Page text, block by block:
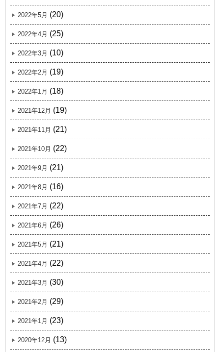
2022年5月 (20)
2022年4月 (25)
2022年3月 (10)
2022年2月 (19)
2022年1月 (18)
2021年12月 (19)
2021年11月 (21)
2021年10月 (22)
2021年9月 (21)
2021年8月 (16)
2021年7月 (22)
2021年6月 (26)
2021年5月 (21)
2021年4月 (22)
2021年3月 (30)
2021年2月 (29)
2021年1月 (23)
2020年12月 (13)